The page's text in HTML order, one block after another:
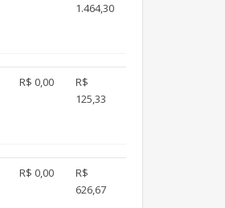
1.464,30
R$ 0,00
R$
125,33
R$ 0,00
R$
626,67